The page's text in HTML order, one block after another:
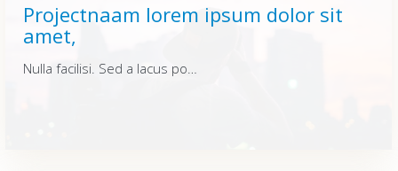
Projectnaam lorem ipsum dolor sit
amet,
Nulla facilisi. Sed a lacus posuere, varius lacus id, fermentum urna. Quisque vitae dui enim. Integer sit amet elementum nunc, at rutrum nisi. Nulla facilisi. Sed a lacus posuere, varius lacus id, fermentum urna. Quisque vitae dui enim. Integer sit amet elementum nunc, at rutrum nisi. Nulla facilisi. Sed a lacus posuere, varius lacus id, fermentum urna. Quisque vitae dui enim. Integer sit amet elementum nunc, at rutrum nisi.